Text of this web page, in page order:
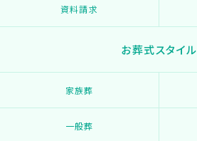
資料請求
お葬式スタイル
家族葬
一般葬